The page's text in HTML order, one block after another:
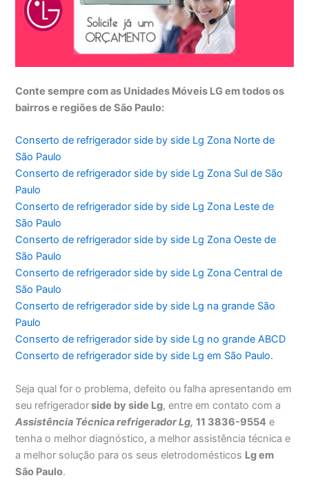
Conte sempre com as Unidades Móveis LG em todos os
bairros e regiões de São Paulo:
Conserto de refrigerador side by side Lg Zona Norte de
São Paulo
Conserto de refrigerador side by side Lg Zona Sul de São
Paulo
Conserto de refrigerador side by side Lg Zona Leste de
São Paulo
Conserto de refrigerador side by side Lg Zona Oeste de
São Paulo
Conserto de refrigerador side by side Lg Zona Central de
São Paulo
Conserto de refrigerador side by side Lg na grande São
Paulo
Conserto de refrigerador side by side Lg no grande ABCD
Conserto de refrigerador side by side Lg em São Paulo.
Seja qual for o problema, defeito ou falha apresentando em
seu refrigeradorside by side Lg, entre em contato com a
Assistência Técnica refrigerador Lg, 11 3836-9554 e
tenha o melhor diagnóstico, a melhor assistência técnica e
a melhor solução para os seus eletrodomésticos Lg em
São Paulo.